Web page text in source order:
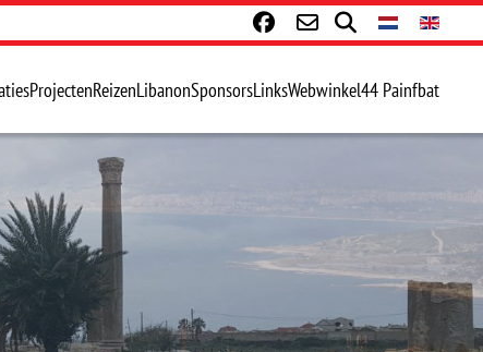
ProjectenReizenLibanonSponsorsLinksWebwinkel44 Painfbat